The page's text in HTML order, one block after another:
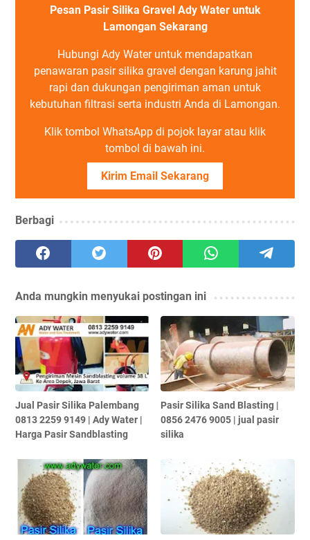
Pesan Pasir Silika Gravel Ady Water untuk
Lamongan Sekarang
Hubungi Ady Water untuk mendapatkan
penawaran pasir silika gravel dengan karung jahit
rapi dan dukungan pengiriman aman untuk
kebutuhan filtrasi serta industri Anda di Lamongan.
Klik tombol WhatsApp di pojok layar atau klik
tombol di bawah ini.
Kirim Email Sekarang
Berbagi
Anda mungkin menyukai postingan ini
Jual Pasir Silika Palembang
0813 2259 9149 | Ady Water |
Harga Pasir Sandblasting
Pasir Silika Sand Blasting |
0856 2476 9005 | jual pasir
silika